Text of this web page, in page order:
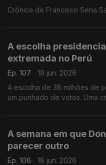
Crónica de Francisco Sena
A escolha
extremada no Perú
Ep. 107
19 jun. 2026
A escolha de 38 milhões de
um punhado de votos. Uma
A semana em que
parecer outro
Ep. 106
18 jun. 2026